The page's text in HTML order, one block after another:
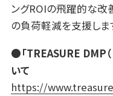
ングROIの飛躍的な改
の負荷軽減を支援しま
●「TREASURE DMP（
いて
https://